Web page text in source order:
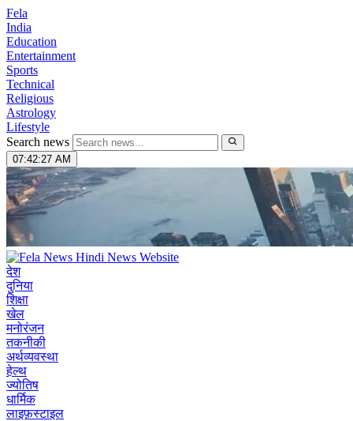
Fela
India
Education
Entertainment
Sports
Technical
Religious
Astrology
Lifestyle
Search news
07:42:28 AM
देश
दुनिया
शिक्षा
खेल
मनोरंजन
तकनीकी
अर्थव्यवस्था
हेल्थ
ज्योतिष
धार्मिक
लाइफ़स्टाइल